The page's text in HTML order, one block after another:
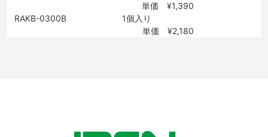
単価 ¥1,390
RAKB-0300B
1個入り
単価 ¥2,180